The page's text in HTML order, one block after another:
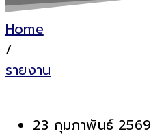
Home
/
รายงาน
23 กุมภาพันธ์ 2569